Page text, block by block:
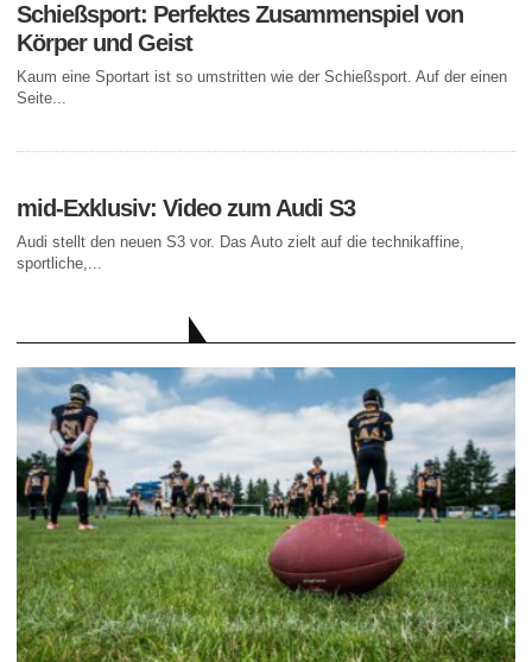
Schießsport: Perfektes Zusammenspiel von
Körper und Geist
Kaum eine Sportart ist so umstritten wie der Schießsport. Auf der einen
Seite...
mid-Exklusiv: Video zum Audi S3
Audi stellt den neuen S3 vor. Das Auto zielt auf die technikaffine,
sportliche,...